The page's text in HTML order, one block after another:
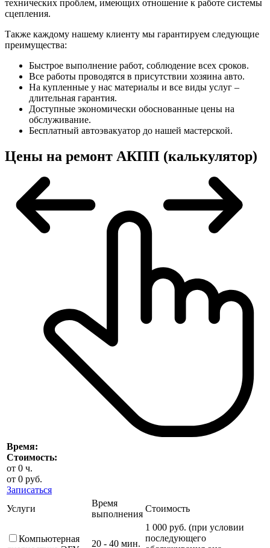
технических проблем, имеющих отношение к работе системы
сцепления.
Также каждому нашему клиенту мы гарантируем следующие
преимущества:
Быстрое выполнение работ, соблюдение всех сроков.
Все работы проводятся в присутствии хозяина авто.
На купленные у нас материалы и все виды услуг –
длительная гарантия.
Доступные экономически обоснованные цены на
обслуживание.
Бесплатный автоэвакуатор до нашей мастерской.
Цены на ремонт АКПП (калькулятор)
Время:
Стоимость:
от 0 ч.
от 0 руб.
Записаться
Услуги
Время
выполнения
Стоимость
Компьютерная
20 - 40 мин.
1 000 руб. (при условии
последующего